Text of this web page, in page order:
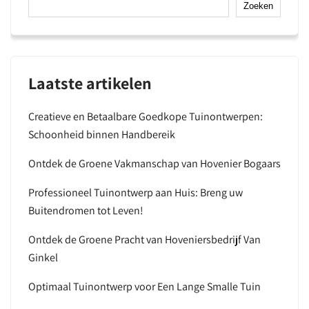
Zoeken
Laatste artikelen
Creatieve en Betaalbare Goedkope Tuinontwerpen:
Schoonheid binnen Handbereik
Ontdek de Groene Vakmanschap van Hovenier Bogaars
Professioneel Tuinontwerp aan Huis: Breng uw
Buitendromen tot Leven!
Ontdek de Groene Pracht van Hoveniersbedrijf Van
Ginkel
Optimaal Tuinontwerp voor Een Lange Smalle Tuin